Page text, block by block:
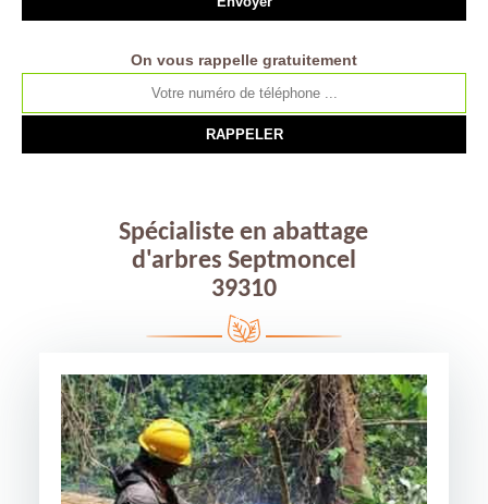
On vous rappelle gratuitement
Spécialiste en abattage
d'arbres Septmoncel
39310